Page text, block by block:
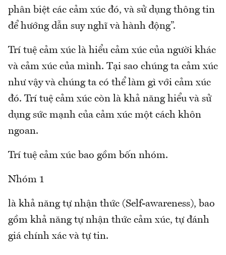
phân biệt các cảm xúc đó, và sử dụng thông tin
để hướng dẫn suy nghĩ và hành động”.
Trí tuệ cảm xúc là hiểu cảm xúc của người khác
và cảm xúc của mình. Tại sao chúng ta cảm xúc
như vậy và chúng ta có thể làm gì với cảm xúc
đó. Trí tuệ cảm xúc còn là khả năng hiểu và sử
dụng sức mạnh của cảm xúc một cách khôn
ngoan.
Trí tuệ cảm xúc bao gồm bốn nhóm.
Nhóm 1
là khả năng tự nhận thức (Self-awareness), bao
gồm khả năng tự nhận thức cảm xúc, tự đánh
giá chính xác và tự tin.